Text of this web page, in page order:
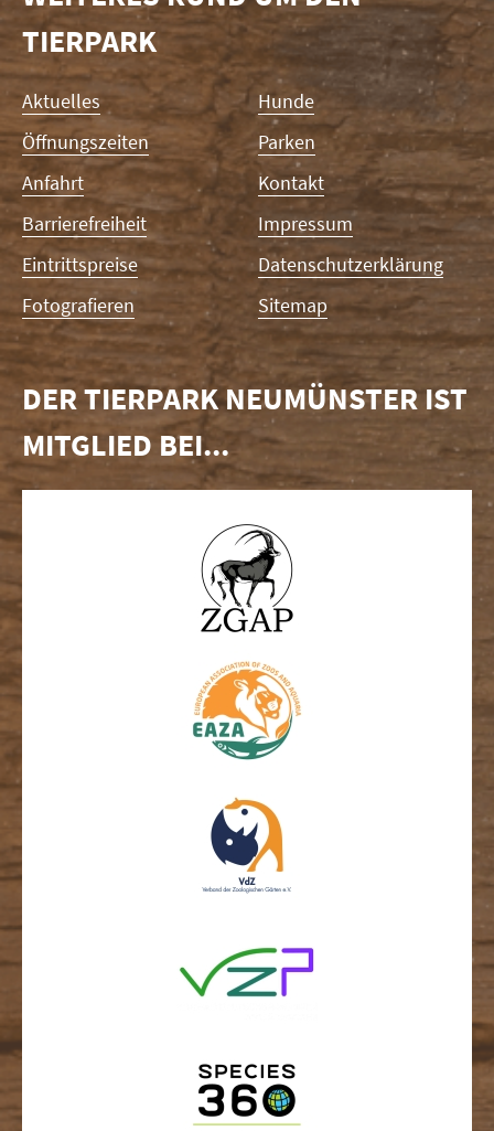
TIERPARK
Navigation
überspringen
Aktuelles
Öffnungszeiten
Anfahrt
Barrierefreiheit
Eintrittspreise
Fotografieren
Hunde
Parken
Kontakt
Impressum
Datenschutzerklärung
Sitemap
DER TIERPARK NEUMÜNSTER IST
MITGLIED BEI...